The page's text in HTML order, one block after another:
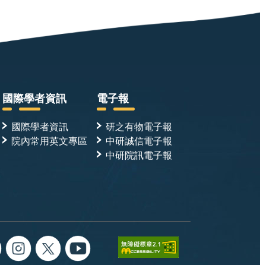
國際學者資訊
國際學者資訊
院內常用英文專區
電子報
研之有物電子報
中研誠信電子報
中研院訊電子報